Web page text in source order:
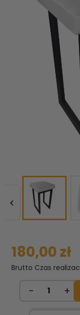

180,00 zł
Brutto Czas